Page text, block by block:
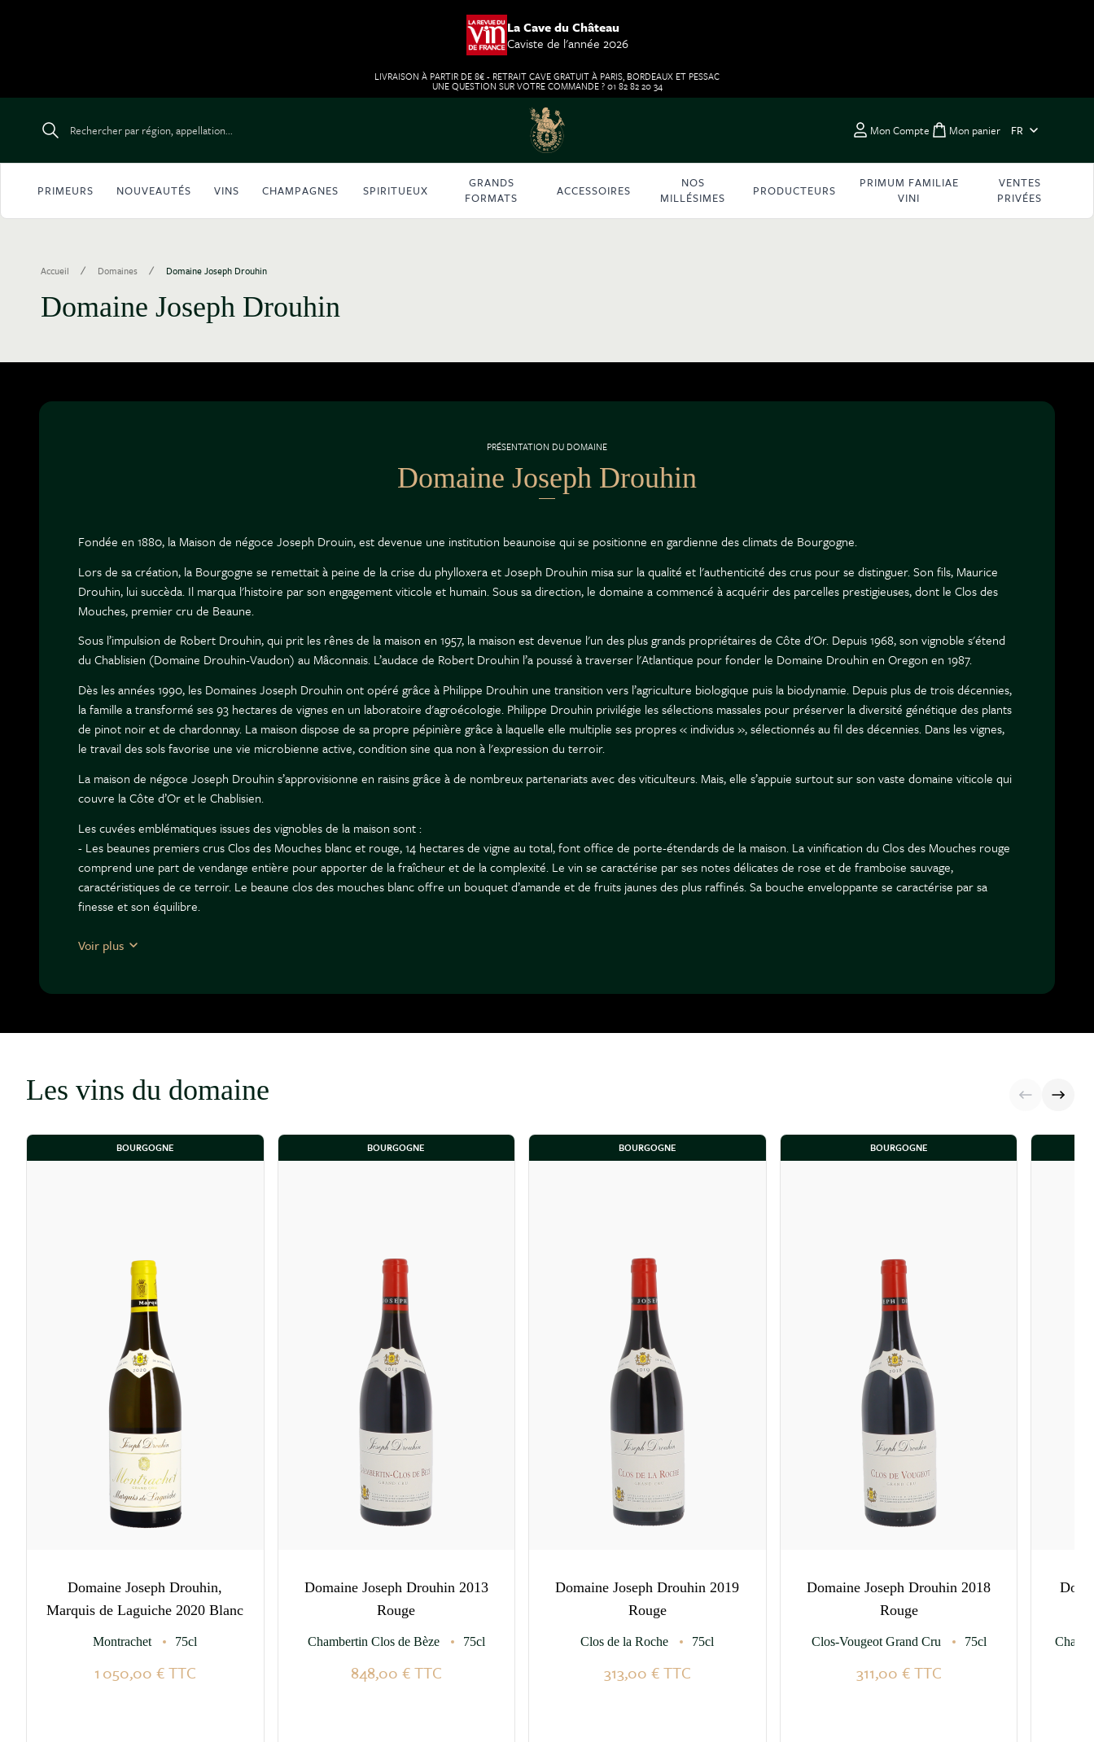
La Cave du Château
Caviste de l'année 2026
LIVRAISON À PARTIR DE 8€ - RETRAIT CAVE GRATUIT À PARIS, BORDEAUX ET PESSAC
UNE QUESTION SUR VOTRE COMMANDE ? 01 82 82 20 34
Rechercher par région, appellation... Mon Compte Toggle minicart,
Mon panier FR
PRIMEURS NOUVEAUTÉS VINS CHAMPAGNES SPIRITUEUX
GRANDS
FORMATS
ACCESSOIRES
NOS
MILLÉSIMES
PRODUCTEURS
PRIMUM FAMILIAE
VINI
VENTES
PRIVÉES
Accueil / Domaines / Domaine Joseph Drouhin
Domaine Joseph Drouhin
PRÉSENTATION DU DOMAINE
Domaine Joseph Drouhin
Fondée en 1880, la Maison de négoce Joseph Drouin, est devenue une institution beaunoise qui se positionne en gardienne des climats de Bourgogne.
Lors de sa création, la Bourgogne se remettait à peine de la crise du phylloxera et Joseph Drouhin misa sur la qualité et l'authenticité des crus pour se distinguer. Son fils, Maurice
Drouhin, lui succèda. Il marqua l'histoire par son engagement viticole et humain. Sous sa direction, le domaine a commencé à acquérir des parcelles prestigieuses, dont le Clos des
Mouches, premier cru de Beaune.
Sous l’impulsion de Robert Drouhin, qui prit les rênes de la maison en 1957, la maison est devenue l'un des plus grands propriétaires de Côte d'Or. Depuis 1968, son vignoble s'étend
du Chablisien (Domaine Drouhin-Vaudon) au Mâconnais. L’audace de Robert Drouhin l’a poussé à traverser l'Atlantique pour fonder le Domaine Drouhin en Oregon en 1987.
Dès les années 1990, les Domaines Joseph Drouhin ont opéré grâce à Philippe Drouhin une transition vers l’agriculture biologique puis la biodynamie. Depuis plus de trois décennies,
la famille a transformé ses 93 hectares de vignes en un laboratoire d'agroécologie. Philippe Drouhin privilégie les sélections massales pour préserver la diversité génétique des plants
de pinot noir et de chardonnay. La maison dispose de sa propre pépinière grâce à laquelle elle multiplie ses propres « individus », sélectionnés au fil des décennies. Dans les vignes,
le travail des sols favorise une vie microbienne active, condition sine qua non à l'expression du terroir.
La maison de négoce Joseph Drouhin s’approvisionne en raisins grâce à de nombreux partenariats avec des viticulteurs. Mais, elle s’appuie surtout sur son vaste domaine viticole qui
couvre la Côte d’Or et le Chablisien.
Les cuvées emblématiques issues des vignobles de la maison sont :
- Les beaunes premiers crus Clos des Mouches blanc et rouge, 14 hectares de vigne au total, font office de porte-étendards de la maison. La vinification du Clos des Mouches rouge
comprend une part de vendange entière pour apporter de la fraîcheur et de la complexité. Le vin se caractérise par ses notes délicates de rose et de framboise sauvage,
caractéristiques de ce terroir. Le beaune clos des mouches blanc offre un bouquet d’amande et de fruits jaunes des plus raffinés. Sa bouche enveloppante se caractérise par sa
finesse et son équilibre.
caractérisent par leur très belle minéralité.
situé en hauteur sur un promontoire, juste au-dessus du célèbre Richebourg. Un dicton local affirme « aux Petits Monts, on a le monde à ses pieds ». Le sol est de type argilo-
contrôle précis des températures et une utilisation mesurée du soufre. Selon le millésime, elle conserve entre 20 % et 50 % de vendange entière pour apporter de la structure et
la délicatesse du pinot noir.
Voir plus
Les vins du domaine
BOURGOGNE
Domaine Joseph Drouhin,
Marquis de Laguiche 2020 Blanc
Montrachet 75cl
1 050,00 €TTC
BOURGOGNE
Domaine Joseph Drouhin 2013
Rouge
Chambertin Clos de Bèze 75cl
848,00 €TTC
BOURGOGNE
Domaine Joseph Drouhin 2019
Rouge
Clos de la Roche 75cl
313,00 €TTC
BOURGOGNE
Domaine Joseph Drouhin 2018
Rouge
Clos-Vougeot Grand Cru 75cl
311,00 € TTC